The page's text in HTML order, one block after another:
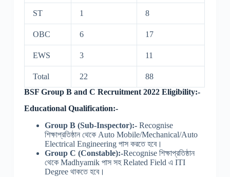
ST 1 8
OBC 6 17
EWS 3 11
Total 22
88
BSF Group B and C Recruitment 2022 Eligibility:-
Educational Qualification:-
Group B (Sub-Inspector):-Recognise
শিক্ষাপ্রতিষ্ঠান থেকে Auto Mobile/Mechanical/Auto
Electrical Engineering পাস করতে হবে।
Group C (Constable):-Recognise শিক্ষাপ্রতিষ্ঠান
থেকে Madhyamik পাস সহ Related Field এ ITI
Degree থাকতে হবে।